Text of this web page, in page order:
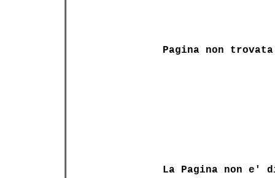
Pagina non trovata
La Pagina non e'